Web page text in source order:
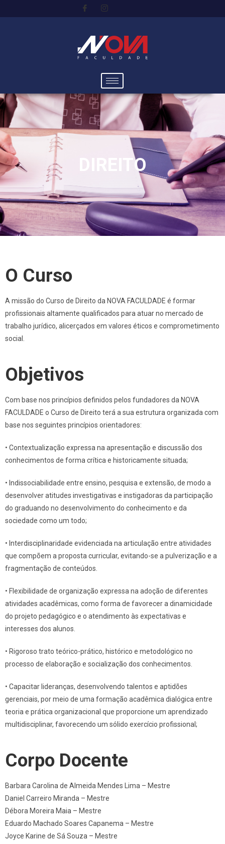
DIREITO
O Curso
A missão do Curso de Direito da NOVA FACULDADE é formar
profissionais altamente qualificados para atuar no mercado de
trabalho jurídico, alicerçados em valores éticos e comprometimento
social.
Objetivos
Com base nos princípios definidos pelos fundadores da NOVA
FACULDADE o Curso de Direito terá a sua estrutura organizada com
base nos seguintes princípios orientadores:
• Contextualização expressa na apresentação e discussão dos
conhecimentos de forma crítica e historicamente situada;
• Indissociabilidade entre ensino, pesquisa e extensão, de modo a
desenvolver atitudes investigativas e instigadoras da participação
do graduando no desenvolvimento do conhecimento e da
sociedade como um todo;
• Interdisciplinaridade evidenciada na articulação entre atividades
que compõem a proposta curricular, evitando-se a pulverização e a
fragmentação de conteúdos.
• Flexibilidade de organização expressa na adoção de diferentes
atividades acadêmicas, como forma de favorecer a dinamicidade
do projeto pedagógico e o atendimento às expectativas e
interesses dos alunos.
• Rigoroso trato teórico-prático, histórico e metodológico no
processo de elaboração e socialização dos conhecimentos.
• Capacitar lideranças, desenvolvendo talentos e aptidões
gerenciais, por meio de uma formação acadêmica dialógica entre
teoria e prática organizacional que proporcione um aprendizado
multidisciplinar, favorecendo um sólido exercício profissional;
Corpo Docente
Barbara Carolina de Almeida Mendes Lima – Mestre
Daniel Carreiro Miranda – Mestre
Débora Moreira Maia – Mestre
Eduardo Machado Soares Capanema – Mestre
Joyce Karine de Sá Souza – Mestre